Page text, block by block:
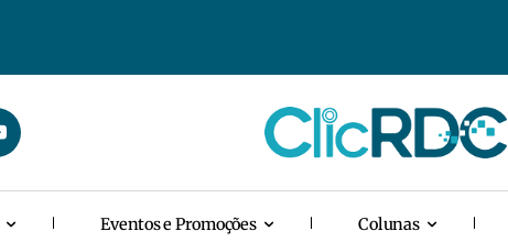
Eventos e Promoções Colunas